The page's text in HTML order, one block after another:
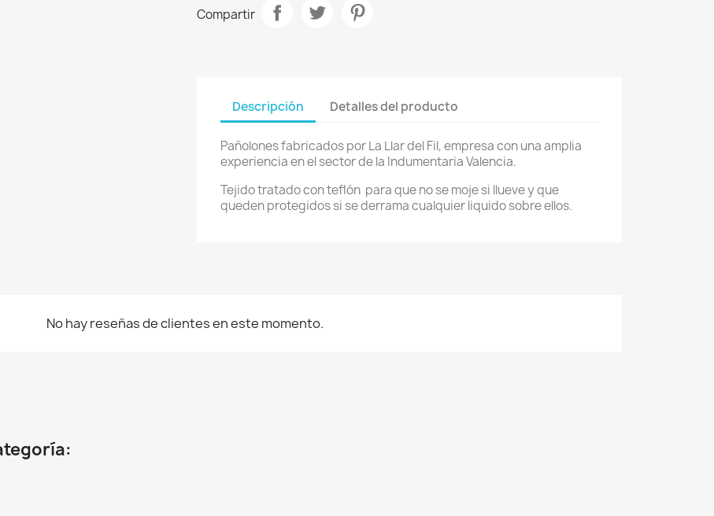
Compartir
Descripción Detalles del producto
Pañolones fabricados por La Llar del Fil, empresa con una amplia
experiencia en el sector de la Indumentaria Valencia.
Tejido tratado con teflón para que no se moje si llueve y que
queden protegidos si se derrama cualquier liquido sobre ellos.
No hay reseñas de clientes en este momento.